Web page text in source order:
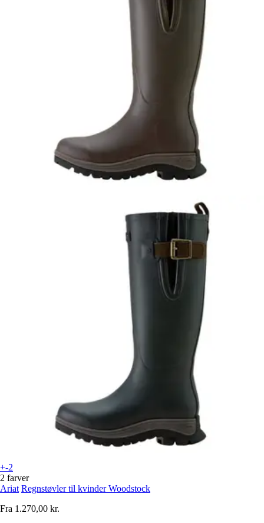
+-2
2 farver
Ariat Regnstøvler til kvinder Woodstock
Fra 1.270,00 kr.